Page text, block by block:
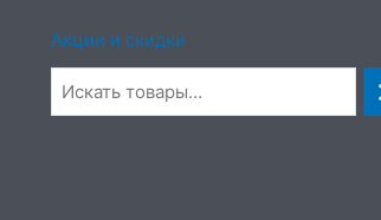
Акции и скидки